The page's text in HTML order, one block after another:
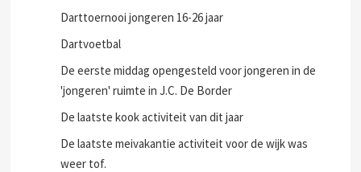
Darttoernooi jongeren 16-26 jaar
Dartvoetbal
De eerste middag opengesteld voor jongeren in de
'jongeren' ruimte in J.C. De Border
De laatste kook activiteit van dit jaar
De laatste meivakantie activiteit voor de wijk was
weer tof.